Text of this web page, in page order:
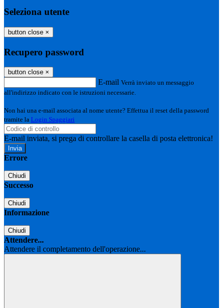
Seleziona utente
button close ×
Recupero password
button close ×
E-mail Verrà inviato un messaggio
all'indirizzo indicato con le istruzioni necessarie.
Non hai una e-mail associata al nome utente? Effettua il reset della password
tramite la Login Spaggiari
E-mail inviata, si prega di controllare la casella di posta elettronica!
Errore
Chiudi
Successo
Chiudi
Informazione
Chiudi
Attendere...
Attendere il completamento dell'operazione...